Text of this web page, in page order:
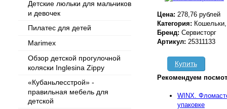
Детские люльки для мальчиков
и девочек
Пилатес для детей
Marimex
Обзор детской прогулочной
коляски Inglesina Zippy
«Кубаньлесстрой» -
правильная мебель для
детской
Цена: 278,76 рублей
Категория:
Бренд: Сервисторг
Артикул: 25311133
Купить
Рекомендуем
WINX.
упаковке